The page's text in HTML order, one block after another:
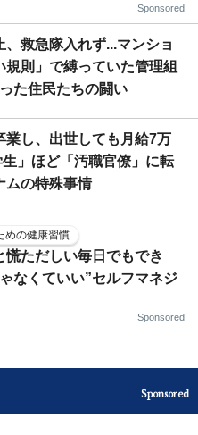
Sponsored
、救急隊入れず...マンショ
規則」で縛っていた管理組
た住民たちの闘い
業し、出世しても月給7万
生」ほど「汚職官僚」に転
ムの特殊事情
めの健康習慣
慌ただしい毎日でもでき
なくていい”セルフマネジ
Sponsored
Sponsored